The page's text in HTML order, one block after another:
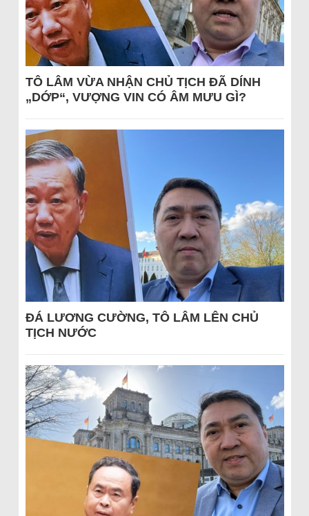
TÔ LÂM VỪA NHẬN CHỦ TỊCH ĐÃ DÍNH
„DỚP“, VƯỢNG VIN CÓ ÂM MƯU GÌ?
ĐÁ LƯƠNG CƯỜNG, TÔ LÂM LÊN CHỦ
TỊCH NƯỚC